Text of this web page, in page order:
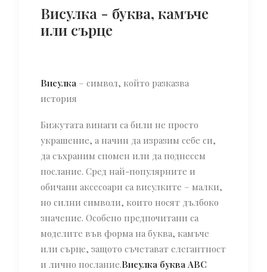
Висулка - буква, камъче
или сърце
Висулка – символ, който разказва
история
Бижутата винаги са били не просто
украшение, а начин да изразим себе си,
да съхраним спомен или да поднесем
послание. Сред най-популярните и
обичани аксесоари са висулките – малки,
но силни символи, които носят дълбоко
значение. Особено предпочитани са
моделите във форма на буква, камъче
или сърце, защото съчетават елегантност
и лично послание.Висулка буква ABC